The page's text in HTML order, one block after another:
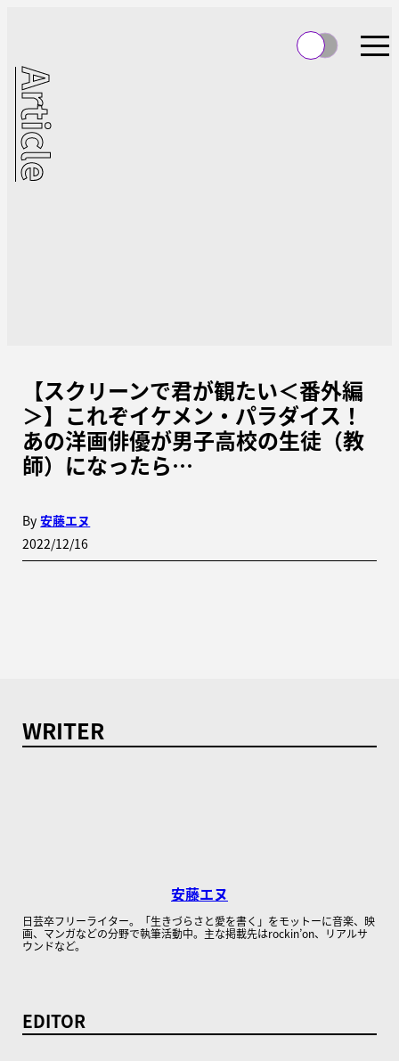
Article
【スクリーンで君が観たい＜番外編
＞】これぞイケメン・パラダイス！
あの洋画俳優が男子高校の生徒（教
師）になったら…
By 安藤エヌ
2022/12/16
WRITER
安藤エヌ
日芸卒フリーライター。「生きづらさと愛を書く」をモットーに音楽、映
画、マンガなどの分野で執筆活動中。主な掲載先はrockin’on、リアルサ
ウンドなど。
EDITOR